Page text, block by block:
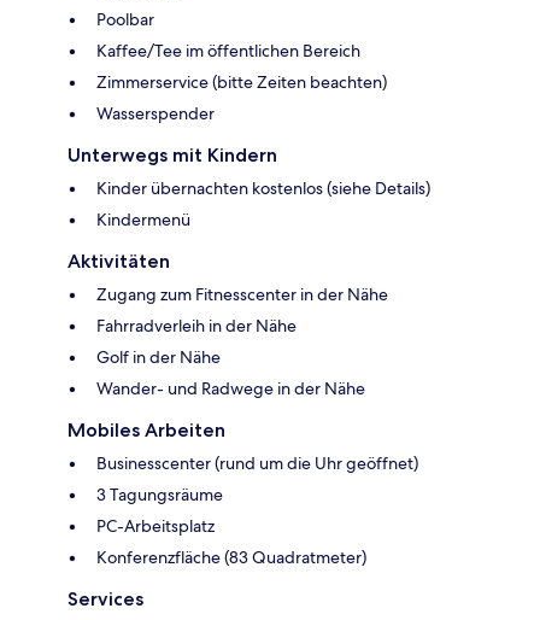
Poolbar
Kaffee/Tee im öffentlichen Bereich
Zimmerservice (bitte Zeiten beachten)
Wasserspender
Unterwegs mit Kindern
Kinder übernachten kostenlos (siehe Details)
Kindermenü
Aktivitäten
Zugang zum Fitnesscenter in der Nähe
Fahrradverleih in der Nähe
Golf in der Nähe
Wander- und Radwege in der Nähe
Mobiles Arbeiten
Businesscenter (rund um die Uhr geöffnet)
3 Tagungsräume
PC-Arbeitsplatz
Konferenzfläche (83 Quadratmeter)
Services